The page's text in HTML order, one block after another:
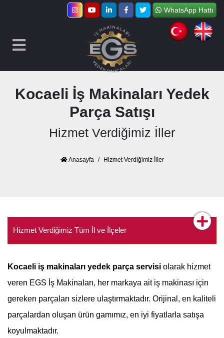
WhatsApp Hattı
Kocaeli İş Makinaları Yedek
Parça Satışı
Hizmet Verdiğimiz İller
Anasayfa Hizmet Verdiğimiz İller
Hizmet Verdiğimiz Tüm İl ve İlçeler
Kocaeli iş makinaları yedek parça servisi olarak hizmet
veren EGS İş Makinaları, her markaya ait iş makinası için
gereken parçaları sizlere ulaştırmaktadır. Orijinal, en kaliteli
parçalardan oluşan ürün gamımız, en iyi fiyatlarla satışa
koyulmaktadır.